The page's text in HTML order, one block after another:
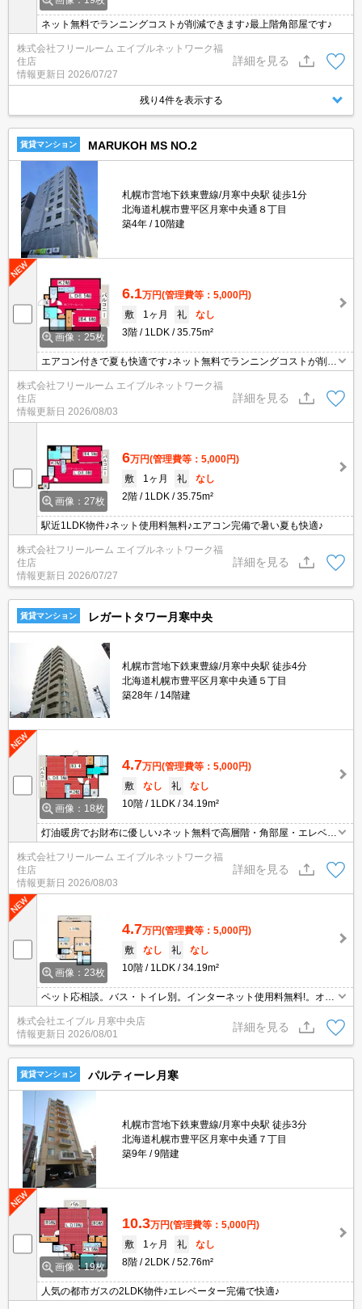
ネット無料でランニングコストが削減できます♪最上階角部屋です♪
株式会社フリールーム エイブルネットワーク福
住店
情報更新日 2026/07/27
詳細を見る
残り4件を表示する
賃貸マンション MARUKOH MS NO.2
札幌市営地下鉄東豊線/月寒中央駅 徒歩1分
北海道札幌市豊平区月寒中央通８丁目
築4年
10階建
画像：25枚
6.1万円(管理費等：5,000円)
敷
1ヶ月 礼
なし
3階
1LDK 35.75m²
エアコン付きで夏も快適です♪ネット無料でランニングコストが削減
できます♪
株式会社フリールーム エイブルネットワーク福
住店
情報更新日 2026/08/03
詳細を見る
画像：27枚
6万円(管理費等：5,000円)
敷
1ヶ月 礼
なし
2階
1LDK 35.75m²
駅近1LDK物件♪ネット使用料無料♪エアコン完備で暑い夏も快適♪
株式会社フリールーム エイブルネットワーク福
住店
情報更新日 2026/07/27
詳細を見る
賃貸マンション レガートタワー月寒中央
札幌市営地下鉄東豊線/月寒中央駅 徒歩4分
北海道札幌市豊平区月寒中央通５丁目
築28年
14階建
画像：18枚
4.7万円(管理費等：5,000円)
敷
なし 礼
なし
10階
1LDK 34.19m²
灯油暖房でお財布に優しい♪ネット無料で高層階・角部屋・エレベー
ター☆
株式会社フリールーム エイブルネットワーク福
住店
情報更新日 2026/08/03
詳細を見る
画像：23枚
4.7万円(管理費等：5,000円)
敷
なし 礼
なし
10階
1LDK 34.19m²
ペット応相談。バス・トイレ別。インターネット使用料無料!。オー
トロック。防犯カメラ。駐車場は敷地内。エレベーターあり。バル
コニー。敷金・礼金なし。駅まで徒歩3分圏内!。初期費用カード払
い可。
株式会社エイブル 月寒中央店
情報更新日 2026/08/01
詳細を見る
賃貸マンション パルティーレ月寒
札幌市営地下鉄東豊線/月寒中央駅 徒歩3分
北海道札幌市豊平区月寒中央通７丁目
築9年
9階建
画像：19枚
10.3万円(管理費等：5,000円)
敷
1ヶ月 礼
なし
8階
2LDK 52.76m²
人気の都市ガスの2LDK物件♪エレベーター完備で快適♪